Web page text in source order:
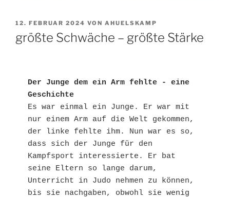
VERÖFFENTLICHT
12. FEBRUAR 2024 VON AHUELSKAMP
größte Schwäche – größte Stärke
Der Junge dem ein Arm fehlte - eine
Geschichte
Es war einmal ein Junge. Er war mit
nur einem Arm auf die Welt gekommen,
der linke fehlte ihm. Nun war es so,
dass sich der Junge für den
Kampfsport interessierte. Er bat
seine Eltern so lange darum,
Unterricht in Judo nehmen zu können,
bis sie nachgaben, obwohl sie wenig